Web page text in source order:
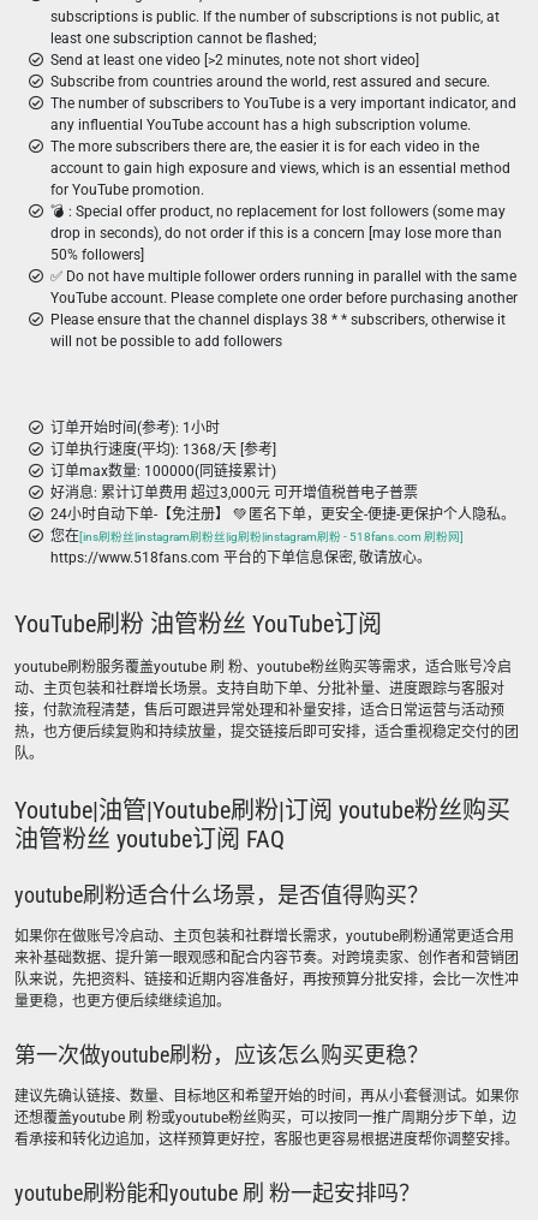
subscriptions is public. If the number of subscriptions is not public, at
least one subscription cannot be flashed;
Send at least one video [>2 minutes, note not short video]
Subscribe from countries around the world, rest assured and secure.
The number of subscribers to YouTube is a very important indicator, and
any influential YouTube account has a high subscription volume.
The more subscribers there are, the easier it is for each video in the
account to gain high exposure and views, which is an essential method
for YouTube promotion.
💣 ︎: Special offer product, no replacement for lost followers (some may
drop in seconds), do not order if this is a concern [may lose more than
50% followers]
✅ Do not have multiple follower orders running in parallel with the same
YouTube account. Please complete one order before purchasing another
Please ensure that the channel displays 38 * * subscribers, otherwise it
will not be possible to add followers
订单开始时间(参考): 1小时
订单执行速度(平均): 1368/天 [参考]
订单max数量: 100000(同链接累计)
好消息: 累计订单费用 超过3,000元 可开增值税普电子普票
24小时自动下单-【免注册】 💚 匿名下单，更安全-便捷-更保护个人隐私。
您在[ins刷粉丝|instagram刷粉丝|ig刷粉|instagram刷粉 - 518fans.com 刷粉网]
https://www.518fans.com 平台的下单信息保密, 敬请放心。
YouTube刷粉 油管粉丝 YouTube订阅
youtube刷粉服务覆盖youtube 刷 粉、youtube粉丝购买等需求，适合账号冷启
动、主页包装和社群增长场景。支持自助下单、分批补量、进度跟踪与客服对
接，付款流程清楚，售后可跟进异常处理和补量安排，适合日常运营与活动预
热，也方便后续复购和持续放量，提交链接后即可安排，适合重视稳定交付的团
队。
Youtube|油管|Youtube刷粉|订阅 youtube粉丝购买
油管粉丝 youtube订阅 FAQ
youtube刷粉适合什么场景，是否值得购买？
如果你在做账号冷启动、主页包装和社群增长需求，youtube刷粉通常更适合用
来补基础数据、提升第一眼观感和配合内容节奏。对跨境卖家、创作者和营销团
队来说，先把资料、链接和近期内容准备好，再按预算分批安排，会比一次性冲
量更稳，也更方便后续继续追加。
第一次做youtube刷粉，应该怎么购买更稳？
建议先确认链接、数量、目标地区和希望开始的时间，再从小套餐测试。如果你
还想覆盖youtube 刷 粉或youtube粉丝购买，可以按同一推广周期分步下单，边
看承接和转化边追加，这样预算更好控，客服也更容易根据进度帮你调整安排。
youtube刷粉能和youtube 刷 粉一起安排吗？